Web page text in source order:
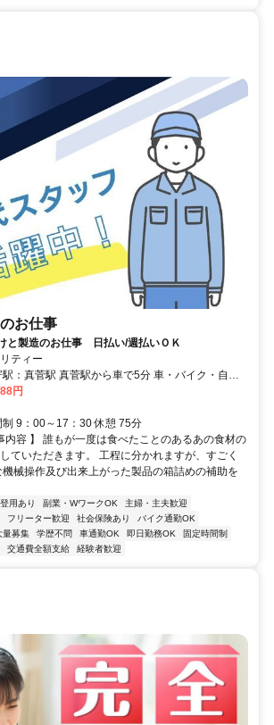
お仕事
と製造のお仕事 日払い/週払いＯＫ
ティー
で5分 車・バイク・自転
からのアクセスも◎
円
9：00～17：30 休憩 75分
内容 】 誰もが一度は食べたことのあるあの食材の
ていただきます。 工程に分かれますが、すごく
械操作及び出来上がった製品の箱詰めの補助を
用あり 副業・WワークOK
主婦・主夫歓迎
フリーター歓迎 社会保険あり
バイク通勤OK
量募集 学歴不問 車通勤OK 即日勤務OK
固定時間制
交通費全額支給 経験者歓迎